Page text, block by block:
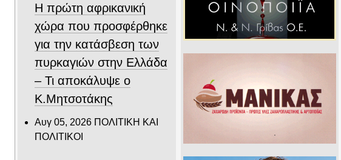
Η πρώτη αφρικανική
χώρα που προσφέρθηκε
για την κατάσβεση των
πυρκαγιών στην Ελλάδα
– Τι αποκάλυψε ο
Κ.Μητσοτάκης
Αυγ 05, 2026 ΠΟΛΙΤΙΚΗ ΚΑΙ
ΠΟΛΙΤΙΚΟΙ